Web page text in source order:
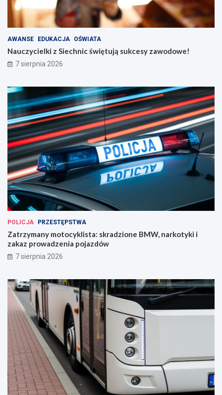
AWANSE EDUKACJA OŚWIATA
Nauczycielki z Siechnic świętują sukcesy zawodowe!
7 sierpnia 2026
POLICJA PRZESTĘPSTWA
Zatrzymany motocyklista: skradzione BMW, narkotyki i
zakaz prowadzenia pojazdów
7 sierpnia 2026